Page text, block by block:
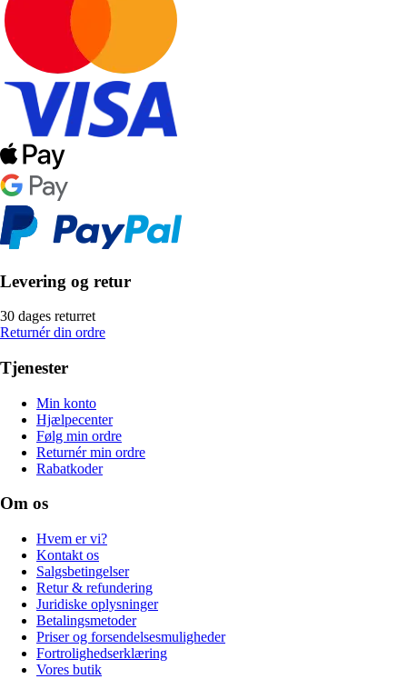
Levering og retur
30 dages returret
Returnér din ordre
Tjenester
Min konto
Hjælpecenter
Følg min ordre
Returnér min ordre
Rabatkoder
Om os
Hvem er vi?
Kontakt os
Salgsbetingelser
Retur & refundering
Juridiske oplysninger
Betalingsmetoder
Priser og forsendelsesmuligheder
Fortrolighedserklæring
Vores butik